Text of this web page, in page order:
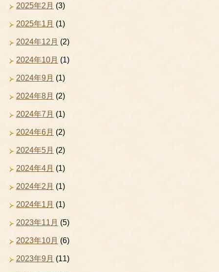
2025年2月 (3)
2025年1月 (1)
2024年12月 (2)
2024年10月 (1)
2024年9月 (1)
2024年8月 (2)
2024年7月 (1)
2024年6月 (2)
2024年5月 (2)
2024年4月 (1)
2024年2月 (1)
2024年1月 (1)
2023年11月 (5)
2023年10月 (6)
2023年9月 (11)